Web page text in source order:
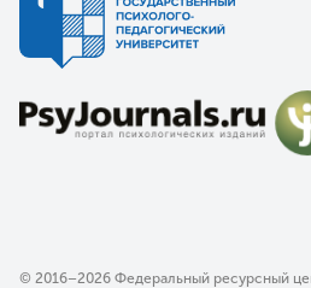
© 2016–2026 Федеральный ресурсный